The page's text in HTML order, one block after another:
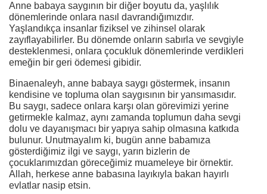
Anne babaya saygının bir diğer boyutu da, yaşlılık
dönemlerinde onlara nasıl davrandığımızdır.
Yaşlandıkça insanlar fiziksel ve zihinsel olarak
zayıflayabilirler. Bu dönemde onların sabırla ve sevgiyle
desteklenmesi, onlara çocukluk dönemlerinde verdikleri
emeğin bir geri ödemesi gibidir.
Binaenaleyh, anne babaya saygı göstermek, insanın
kendisine ve topluma olan saygısının bir yansımasıdır.
Bu saygı, sadece onlara karşı olan görevimizi yerine
getirmekle kalmaz, aynı zamanda toplumun daha sevgi
dolu ve dayanışmacı bir yapıya sahip olmasına katkıda
bulunur. Unutmayalım ki, bugün anne babamıza
gösterdiğimiz ilgi ve saygı, yarın bizlerin de
çocuklarımızdan göreceğimiz muameleye bir örnektir.
Allah, herkese anne babasına layıkıyla bakan hayırlı
evlatlar nasip etsin.